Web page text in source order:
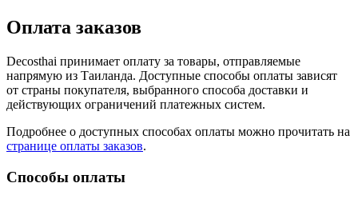
Оплата заказов
Decosthai принимает оплату за товары, отправляемые
напрямую из Таиланда. Доступные способы оплаты зависят
от страны покупателя, выбранного способа доставки и
действующих ограничений платежных систем.
Подробнее о доступных способах оплаты можно прочитать на
странице оплаты заказов.
Способы оплаты